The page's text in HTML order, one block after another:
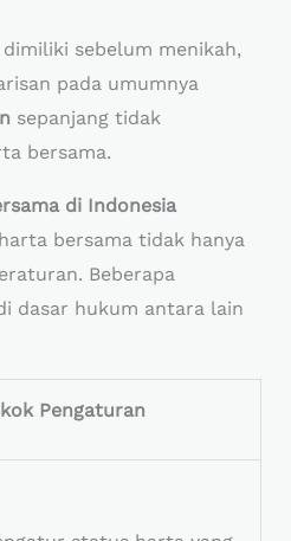
sebelum menikah,
pada umumnya
sepanjang tidak
bersama.
di Indonesia
bersama tidak hanya
Beberapa
dasar hukum antara lain
Pengaturan